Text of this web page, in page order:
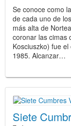
Se conoce como
de cada uno de
más alta de
coronar las cimas
Kosciuszko) fue
1985. Alcanzar…
Siete